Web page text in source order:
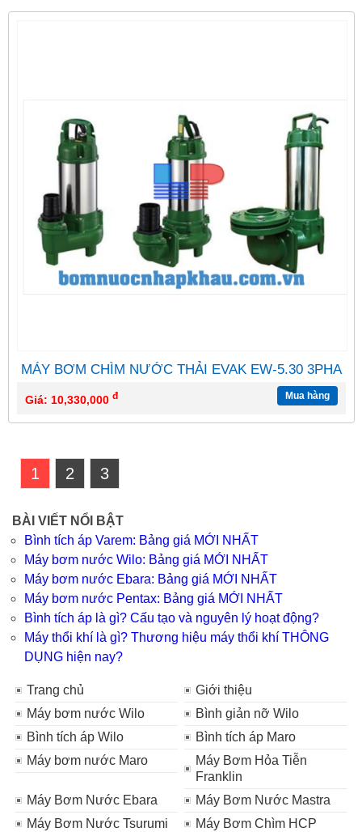
MÁY BƠM CHÌM NƯỚC THẢI EVAK EW-5.30 3PHA
Giá: 10,330,000 đ Mua hàng
1 2 3
BÀI VIẾT NỔI BẬT
Bình tích áp Varem: Bảng giá MỚI NHẤT
Máy bơm nước Wilo: Bảng giá MỚI NHẤT
Máy bơm nước Ebara: Bảng giá MỚI NHẤT
Máy bơm nước Pentax: Bảng giá MỚI NHẤT
Bình tích áp là gì? Cấu tạo và nguyên lý hoạt động?
Máy thổi khí là gì? Thương hiệu máy thổi khí THÔNG
DỤNG hiện nay?
Trang chủ
Giới thiệu
Máy bơm nước Wilo
Bình giản nỡ Wilo
Bình tích áp Wilo
Bình tích áp Maro
Máy bơm nước Maro
Máy Bơm Hỏa Tiễn
Franklin
Máy Bơm Nước Ebara
Máy Bơm Nước Mastra
Máy Bơm Nước Tsurumi
Máy Bơm Chìm HCP